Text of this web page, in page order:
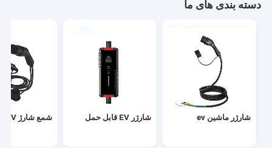
شارژر سریع ev
دسته بندی های ما
شارژر ماشین ev شارژر EV قابل حمل شمع شارژ EV